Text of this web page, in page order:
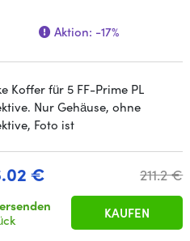
Aktion: -17%
Koffer für 5 FF-Prime PL
Nur Gehäuse, ohne
Foto ist
€ 211.2 €
KAUFEN